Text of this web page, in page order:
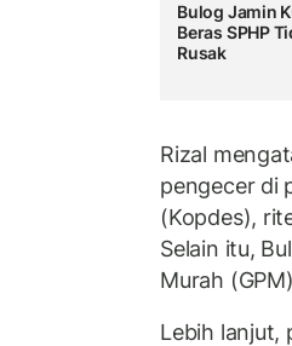
Bulog Jamin
Beras SPHP
Rusak
Rizal
pengecer di
(Kopdes),
Selain itu,
Murah
Lebih lanjut,